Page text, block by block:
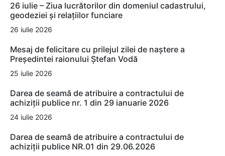
26 iulie – Ziua lucrătorilor din domeniul cadastrului,
geodeziei și relațiilor funciare
26 iulie 2026
Mesaj de felicitare cu prilejul zilei de naștere a
Președintei raionului Ștefan Vodă
25 iulie 2026
Darea de seamă de atribuire a contractului de
achiziții publice nr. 1 din 29 ianuarie 2026
24 iulie 2026
Darea de seamă de atribuire a contractului de
achiziții publice NR.01 din 29.06.2026